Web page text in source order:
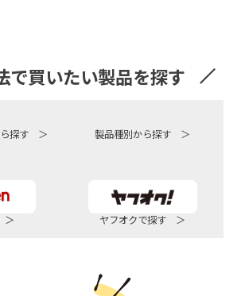
で買いたい製品を探す
ら探す ＞ 製品種別から探す ＞
＞ ヤフオクで探す ＞